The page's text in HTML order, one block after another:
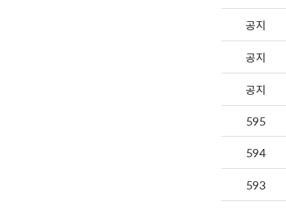
공지
공지
공지
595
594
593